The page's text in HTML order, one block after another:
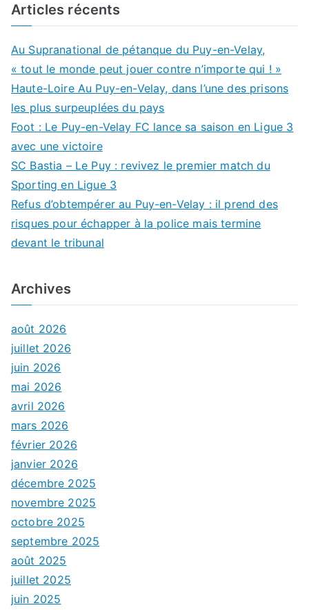
Articles récents
Au Supranational de pétanque du Puy-en-Velay,
« tout le monde peut jouer contre n’importe qui ! »
Haute-Loire Au Puy-en-Velay, dans l’une des prisons
les plus surpeuplées du pays
Foot : Le Puy-en-Velay FC lance sa saison en Ligue 3
avec une victoire
SC Bastia – Le Puy : revivez le premier match du
Sporting en Ligue 3
Refus d’obtempérer au Puy-en-Velay : il prend des
risques pour échapper à la police mais termine
devant le tribunal
Archives
août 2026
juillet 2026
juin 2026
mai 2026
avril 2026
mars 2026
février 2026
janvier 2026
décembre 2025
novembre 2025
octobre 2025
septembre 2025
août 2025
juillet 2025
juin 2025